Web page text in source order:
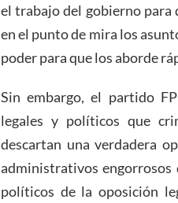
el trabajo del gobierno para
en el punto de mira los
poder para que los aborde
Sin embargo, el partido
legales y políticos que
descartan una verdadera
administrativos
políticos de la oposición